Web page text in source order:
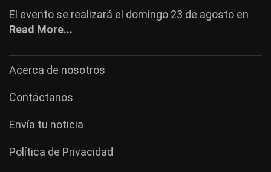
El evento se realizará el domingo 23 de agosto en
Read More...
Acerca de nosotros
Contáctanos
Envía tu noticia
Política de Privacidad